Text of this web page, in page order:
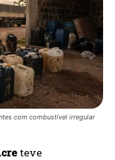
com combustível irregular
teve